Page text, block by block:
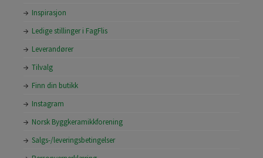
Inspirasjon
Ledige stillinger i FagFlis
Leverandører
Tilvalg
Finn din butikk
Instagram
Norsk Byggkeramikkforening
Salgs-/leveringsbetingelser